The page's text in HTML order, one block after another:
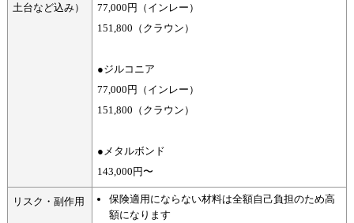
土台など込み）
77,000円（インレー）
151,800（クラウン）
●ジルコニア
77,000円（インレー）
151,800（クラウン）
●メタルボンド
143,000円〜
リスク・副作用
保険適用にならない材料は全額自己負担のため高
額になります